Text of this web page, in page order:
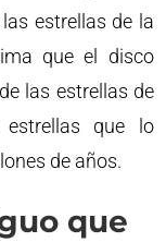
estrellas de la
que el disco
las estrellas de
que lo
de años.
que